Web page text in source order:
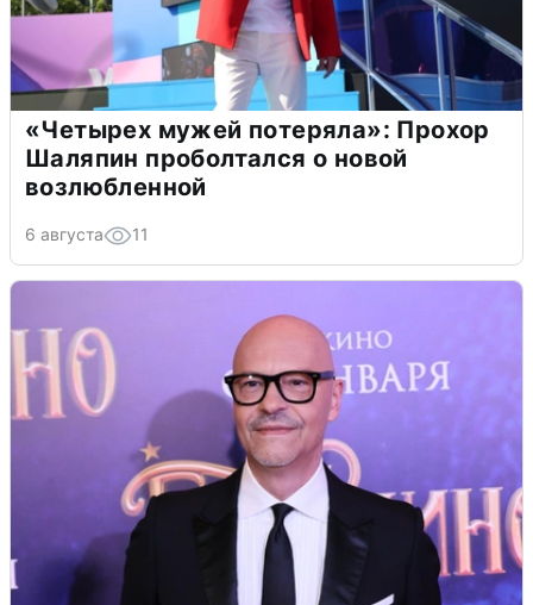
«Четырех мужей потеряла»: Прохор
Шаляпин проболтался о новой
возлюбленной
6 августа 11